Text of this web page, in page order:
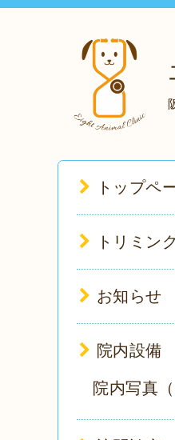
トップペ
トリミン
お知らせ
院内設備
院内写真（